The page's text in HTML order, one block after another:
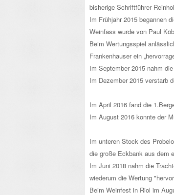
bisherige Schriftführer
Im Frühjahr 2015 begannen
Weinfass wurde von Paul
Beim Wertungsspiel
Frankenhauser ein
Im September 2015 nahm
Im Dezember 2015 verstarb
Im April 2016 fand die
Im August 2016 konnte der
Im unteren Stock des
die große Eckbank aus dem
Im Juni 2018 nahm die
wiederum die Wertung
Beim Weinfest in Riol im